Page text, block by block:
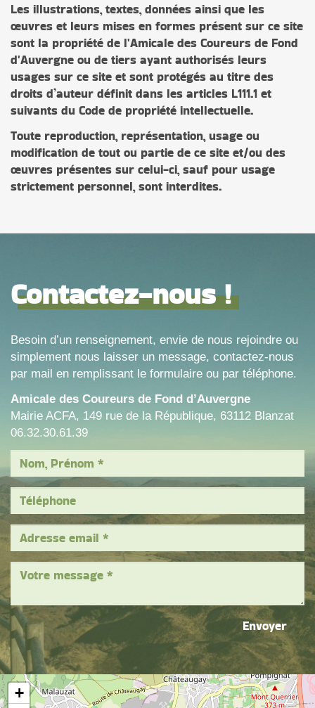
Les illustrations, textes, données ainsi que les
œuvres et leurs mises en formes présent sur ce site
sont la propriété de l'Amicale des Coureurs de Fond
d'Auvergne ou de tiers ayant authorisés leurs
usages sur ce site et sont protégés au titre des
droits d’auteur définit dans les articles L111.1 et
suivants du Code de propriété intellectuelle.
Toute reproduction, représentation, usage ou
modification de tout ou partie de ce site et/ou des
œuvres présentes sur celui-ci, sauf pour usage
strictement personnel, sont interdites.
Contactez-nous !
Besoin d’un renseignement, envie de nous rejoindre ou
simplement nous laisser un message, contactez-nous
par mail en remplissant le formulaire ou par téléphone.
Amicale des Coureurs de Fond d’Auvergne
Mairie ACFA, 149 rue de la République, 63112 Blanzat
06.32.30.61.39
Envoyer
+